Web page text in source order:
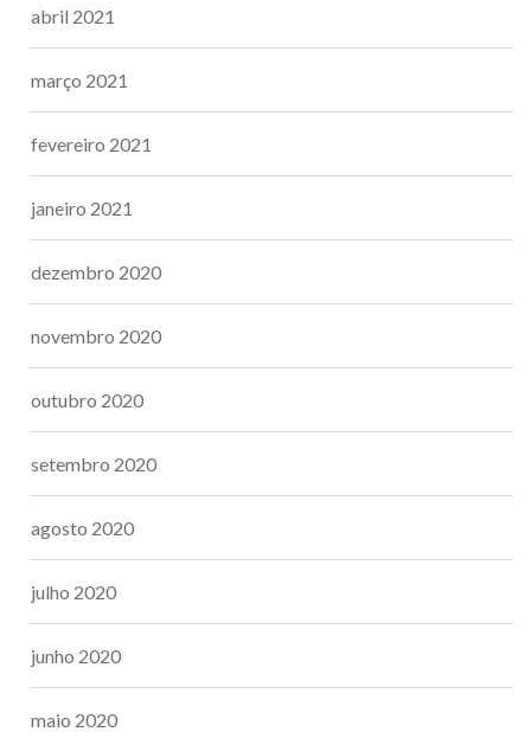
abril 2021
março 2021
fevereiro 2021
janeiro 2021
dezembro 2020
novembro 2020
outubro 2020
setembro 2020
agosto 2020
julho 2020
junho 2020
maio 2020